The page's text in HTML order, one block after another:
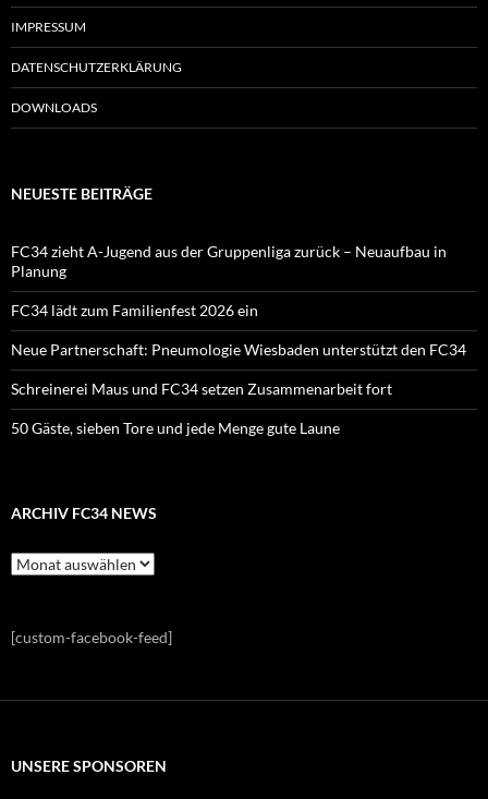
IMPRESSUM
DATENSCHUTZERKLÄRUNG
DOWNLOADS
NEUESTE BEITRÄGE
FC34 zieht A-Jugend aus der Gruppenliga zurück – Neuaufbau in
Planung
FC34 lädt zum Familienfest 2026 ein
Neue Partnerschaft: Pneumologie Wiesbaden unterstützt den FC34
Schreinerei Maus und FC34 setzen Zusammenarbeit fort
50 Gäste, sieben Tore und jede Menge gute Laune
ARCHIV FC34 NEWS
Archiv
FC34
[custom-facebook-feed]
UNSERE SPONSOREN